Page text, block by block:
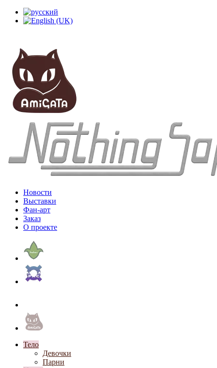
Новости
Выставки
Фан-арт
Заказ
О проекте
Тело
Девочки
Парни